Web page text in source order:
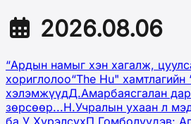
2026.08.06
“Ардын намыг хэн хагалж,
хориглолоо“The Hu"
хэлэмжүүдД.Амарбаясгалан
зөрсөөр...Н.Учралын ухаан л
ба У.ХүрэлсүхП.Гомболүүдэв: